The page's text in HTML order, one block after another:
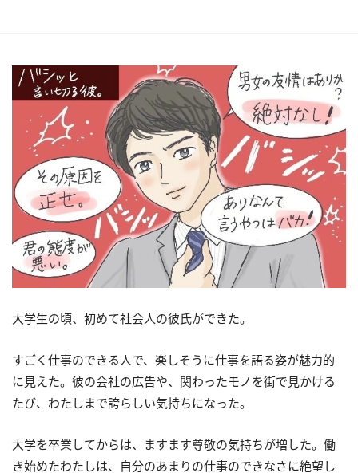
大学生の頃、初めて社会人の彼氏ができた。
すごく仕事のできる人で、楽しそうに仕事を語る姿が魅力的
に見えた。彼の会社の広告や、関わったモノを街で見かける
たび、わたしまで誇らしい気持ちになった。
大学を卒業してからは、ますます尊敬の気持ちが増した。働
き始めたわたしは、自分のあまりの仕事のできなさに絶望し